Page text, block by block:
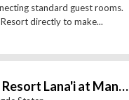
standard guest rooms.
directly to make...
Four Seasons Resort Lana'i at Manele Bay